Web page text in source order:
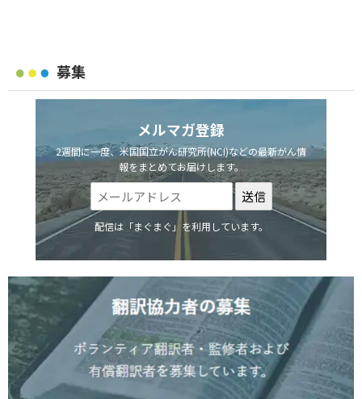
募集
メルマガ登録
2週間に一度、米国国立がん研究所(NCI)などの最新がん情
報をまとめてお届けします。
配信は「まぐまぐ」を利用しています。